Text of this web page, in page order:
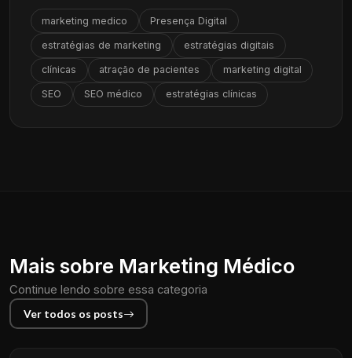
marketing medico Presença Digital
estratégias de marketing estratégias digitais
clínicas atração de pacientes marketing digital
SEO SEO médico estratégias clínicas
Mais sobre Marketing Médico
Continue lendo sobre essa categoria
Ver todos os posts